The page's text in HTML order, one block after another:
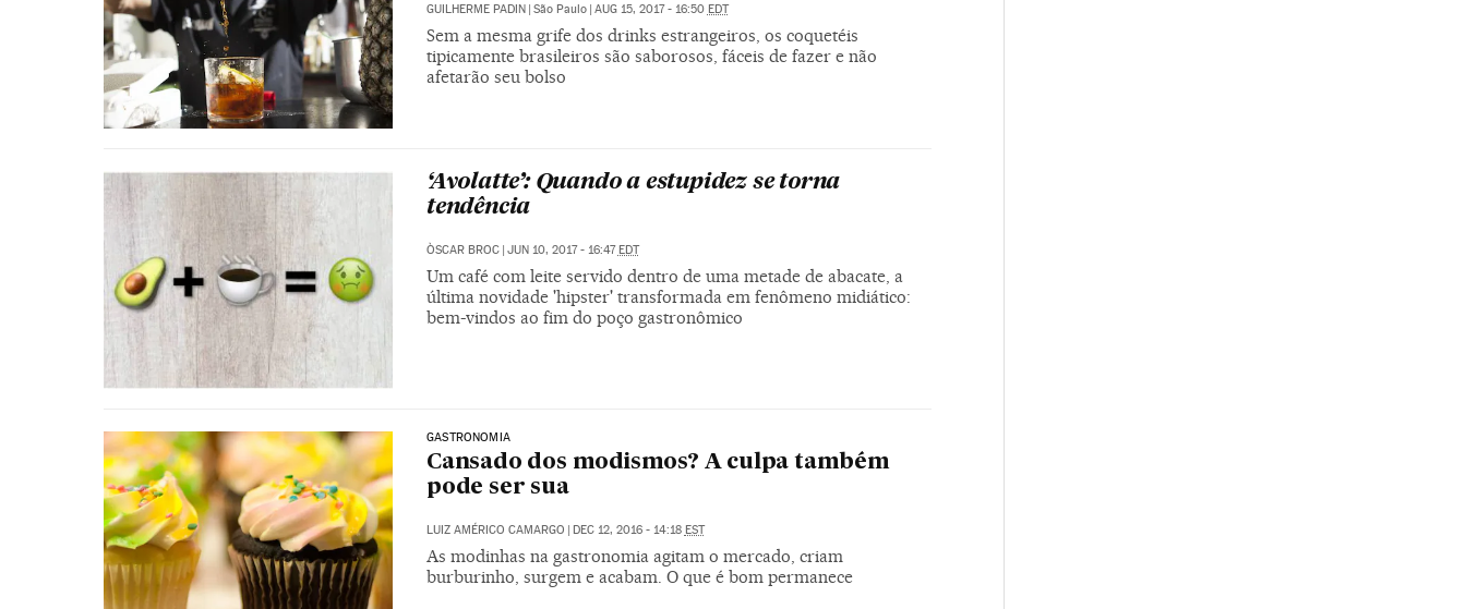
GUILHERME PADIN | São Paulo | AUG 15, 2017 - 16:50 EDT
Sem a mesma grife dos drinks estrangeiros, os coquetéis
tipicamente brasileiros são saborosos, fáceis de fazer e não
afetarão seu bolso
‘Avolatte’: Quando a estupidez se torna
tendência
ÒSCAR BROC JUN 10, 2017 - 16:47 EDT
Um café com leite servido dentro de uma metade de abacate, a
última novidade 'hipster' transformada em fenômeno midiático:
bem-vindos ao fim do poço gastronômico
GASTRONOMIA
Cansado dos modismos? A culpa também
pode ser sua
LUIZ AMÉRICO CAMARGO | DEC 12, 2016 - 14:18 EST
As modinhas na gastronomia agitam o mercado, criam
burburinho, surgem e acabam. O que é bom permanece